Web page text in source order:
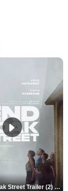
The End Of Oak Street Trailer (2) DF